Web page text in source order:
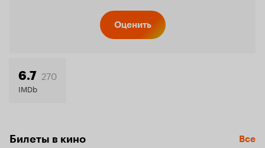
Оценить
6.7 270
IMDb
Билеты в кино Все